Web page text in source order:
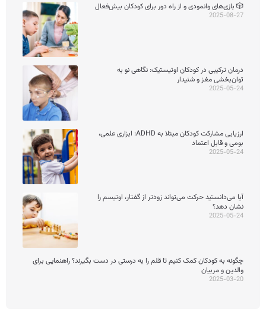
🎲 بازی‌های وانمودی و از راه دور برای کودکان بیش‌فعال
2025-08-27
درمان ترکیبی در کودکان اوتیستیک: نگاهی نو به
توان‌بخشی مغز و شنیدار
2025-05-24
ارزیابی مشارکت کودکان مبتلا به ADHD: ابزاری علمی،
بومی و قابل اعتماد
2025-05-24
آیا می‌دانستید حرکت می‌تواند زودتر از گفتار، اوتیسم را
نشان دهد؟
2025-05-24
چگونه به کودکان کمک کنیم تا قلم را به درستی در دست بگیرند؟ راهنمایی برای
والدین و مربیان
2025-03-20